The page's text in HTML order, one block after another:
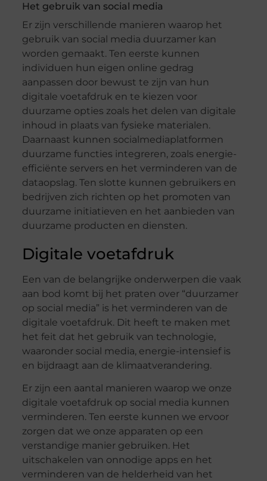
Het gebruik van social media
Er zijn verschillende manieren waarop het
gebruik van social media duurzamer kan
worden gemaakt. Ten eerste kunnen
individuen hun eigen online gedrag
aanpassen door bewust te zijn van hun
digitale voetafdruk en te kiezen voor
duurzame opties zoals het delen van digitale
inhoud in plaats van fysieke materialen.
Daarnaast kunnen socialmediaplatformen
duurzame functies integreren, zoals energie-
efficiënte servers en het verminderen van de
dataopslag. Ten slotte kunnen gebruikers en
bedrijven zich richten op het promoten van
duurzame initiatieven en het aanbieden van
duurzame producten en diensten.
Digitale voetafdruk
Een van de belangrijke onderwerpen die vaak
aan bod komt bij het praten over “duurzamer
op social media” is het verminderen van de
digitale voetafdruk. Dit heeft te maken met
het feit dat het gebruik van technologie,
waaronder social media, energie-intensief is
en bijdraagt aan de klimaatverandering.
Er zijn een aantal manieren waarop we onze
digitale voetafdruk op social media kunnen
verminderen. Ten eerste kunnen we ervoor
zorgen dat we onze apparaten op een
verstandige manier gebruiken. Het
uitschakelen van onnodige apps en het
verminderen van de helderheid van het